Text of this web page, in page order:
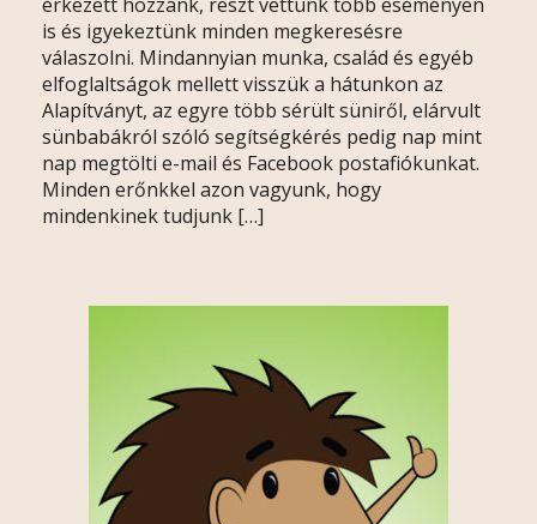
is és igyekeztünk minden megkeresésre
válaszolni. Mindannyian munka, család és egyéb
elfoglaltságok mellett visszük a hátunkon az
Alapítványt, az egyre több sérült süniről, elárvult
sünbabákról szóló segítségkérés pedig nap mint
nap megtölti e-mail és Facebook postafiókunkat.
Minden erőnkkel azon vagyunk, hogy
mindenkinek tudjunk […]